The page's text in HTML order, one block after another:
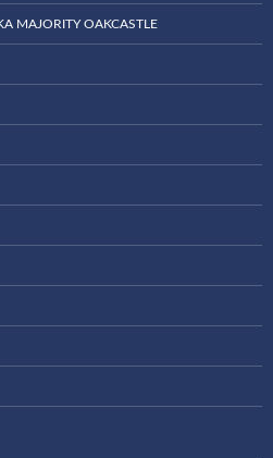
MAJORITY OAKCASTLE